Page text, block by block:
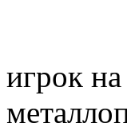
игрок